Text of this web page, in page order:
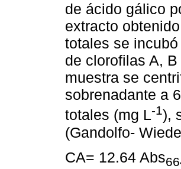
de ácido gálico
extracto
totales se
de clorofilas A,
muestra se
sobrenadante a
totales (mg L-1),
(Gandolfo-
CA= 12.64 Abs